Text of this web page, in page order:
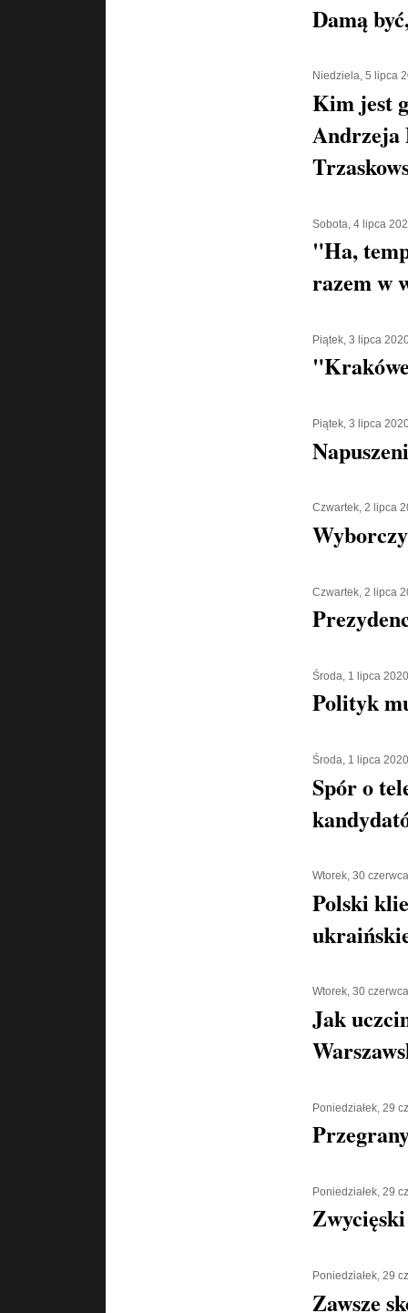
Damą
Niedziela, 5 lipca
Kim jest
Andrzeja
Sobota, 4 lipca
"Ha,
razem w
Piątek, 3 lipca
Piątek, 3 lipca
Czwartek, 2 lipca
Czwartek, 2 lipca
Środa, 1 lipca 2020
Polityk
Środa, 1 lipca 2020
Spór o
Wtorek, 30
Polski
Wtorek, 30
Jak
Poniedziałek, 29
Poniedziałek, 29
Poniedziałek, 29
Zawsze